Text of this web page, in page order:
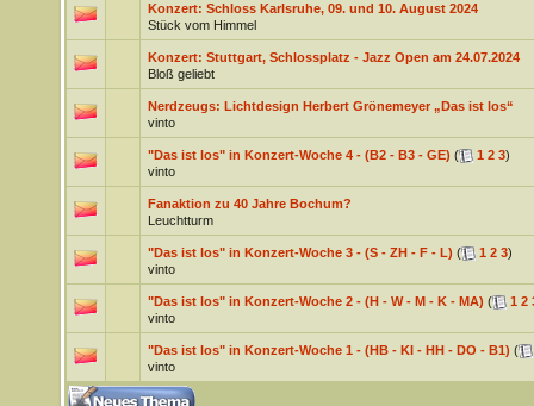
Konzert: Schloss Karlsruhe, 09. und 10. August 2024
Stück vom Himmel
Konzert: Stuttgart, Schlossplatz - Jazz Open am 24.07.2024
Bloß geliebt
Nerdzeugs: Lichtdesign Herbert Grönemeyer „Das ist los“
vinto
"Das ist los" in Konzert-Woche 4 - (B2 - B3 - GE) ( 1 2 3)
vinto
Fanaktion zu 40 Jahre Bochum?
Leuchtturm
"Das ist los" in Konzert-Woche 3 - (S - ZH - F - L) ( 1 2 3)
vinto
"Das ist los" in Konzert-Woche 2 - (H - W - M - K - MA) ( 1 2
vinto
"Das ist los" in Konzert-Woche 1 - (HB - KI - HH - DO - B1) (
vinto